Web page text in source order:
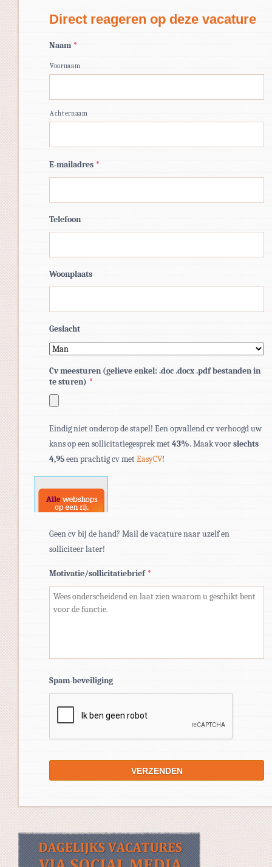
Direct reageren op deze vacature
Naam *
Voornaam
Achternaam
E-mailadres *
Telefoon
Woonplaats
Geslacht
Cv meesturen (gelieve enkel: .doc .docx .pdf bestanden in
te sturen) *
bestandstypen:
pdf,
doc,
docx.
Eindig niet onderop de stapel! Een opvallend cv verhoogd uw
kans op een sollicitatiegesprek met43%. Maak voorslechts
4,95een prachtig cv metEasyCV!
Geen cv bij de hand? Mail de vacature naar uzelf en
solliciteer later!
Motivatie/sollicitatiebrief *
Spam-beveiliging